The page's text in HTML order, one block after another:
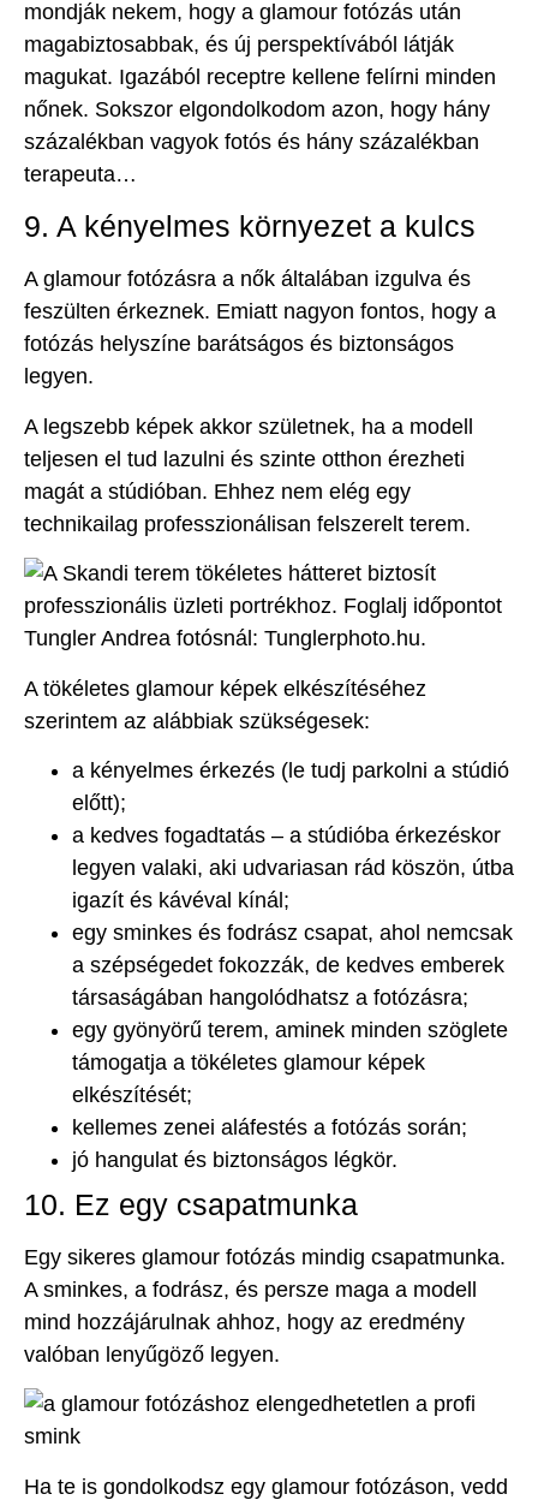
mondják nekem, hogy a glamour fotózás után
magabiztosabbak, és új perspektívából látják
magukat. Igazából receptre kellene felírni minden
nőnek. Sokszor elgondolkodom azon, hogy hány
százalékban vagyok fotós és hány százalékban
terapeuta…
9. A kényelmes környezet a kulcs
A glamour fotózásra a nők általában izgulva és
feszülten érkeznek. Emiatt nagyon fontos, hogy a
fotózás helyszíne barátságos és biztonságos
legyen.
A legszebb képek akkor születnek, ha a modell
teljesen el tud lazulni és szinte otthon érezheti
magát a stúdióban. Ehhez nem elég egy
technikailag professzionálisan felszerelt terem.
A tökéletes glamour képek elkészítéséhez
szerintem az alábbiak szükségesek:
a kényelmes érkezés (le tudj parkolni a stúdió
előtt);
a kedves fogadtatás – a stúdióba érkezéskor
legyen valaki, aki udvariasan rád köszön, útba
igazít és kávéval kínál;
egy sminkes és fodrász csapat, ahol nemcsak
a szépségedet fokozzák, de kedves emberek
társaságában hangolódhatsz a fotózásra;
egy gyönyörű terem, aminek minden szöglete
támogatja a tökéletes glamour képek
elkészítését;
kellemes zenei aláfestés a fotózás során;
jó hangulat és biztonságos légkör.
10. Ez egy csapatmunka
Egy sikeres glamour fotózás mindig csapatmunka.
A sminkes, a fodrász, és persze maga a modell
mind hozzájárulnak ahhoz, hogy az eredmény
valóban lenyűgöző legyen.
Ha te is gondolkodsz egy glamour fotózáson, vedd